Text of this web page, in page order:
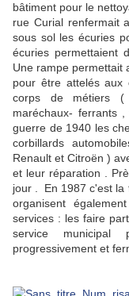
bâtiment pour le
rue Curial renfermait
sous sol les écuries
écuries permettaient
Une rampe permettait
pour être attelés
corps de métiers (
maréchaux- ferrants
guerre de 1940 les
corbillards
Renault et Citroën )
et leur réparation .
jour . En 1987 c'est la
organisent
services : les faire
service municipal
progressivement et